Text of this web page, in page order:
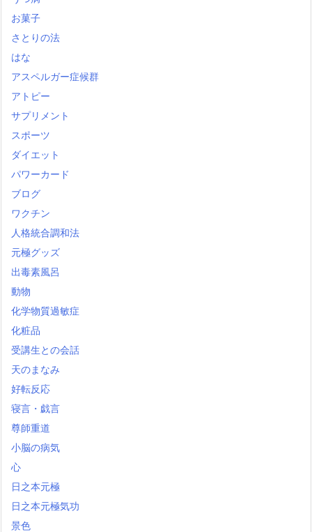
お菓子
さとりの法
はな
アスペルガー症候群
アトピー
サプリメント
スポーツ
ダイエット
パワーカード
ブログ
ワクチン
人格統合調和法
元極グッズ
出毒素風呂
動物
化学物質過敏症
化粧品
受講生との会話
天のまなみ
好転反応
寝言・戯言
尊師重道
小脳の病気
心
日之本元極
日之本元極気功
景色